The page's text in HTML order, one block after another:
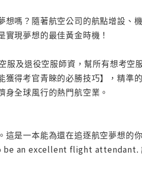
嗎？隨著航空公司的航點增設、
現夢想的最佳黃金時機！
及退役空服師資，幫所有想考空
得考官青睞的必勝技巧】，精準
全球風行的熱門航空業。
是一本能為還在追逐航空夢想的
be an excellent flight attendant.